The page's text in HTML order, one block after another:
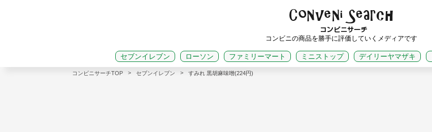
コンビニの商品を勝手に評価していくメディアです
セブンイレブン ローソン ファミリーマート ミニストップ デイリーヤマザキ
コンビニサーチTOP > セブンイレブン > すみれ 黒胡麻味噌(224円)